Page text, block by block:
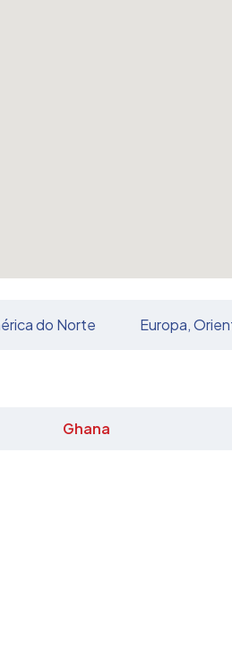
do Norte Europa,
Ghana